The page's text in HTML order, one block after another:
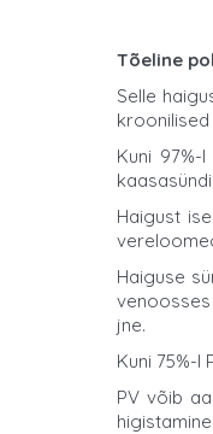
Tõeline
Selle
Kuni
Haigust
Haiguse
jne.
Kuni 75%-
PV võib